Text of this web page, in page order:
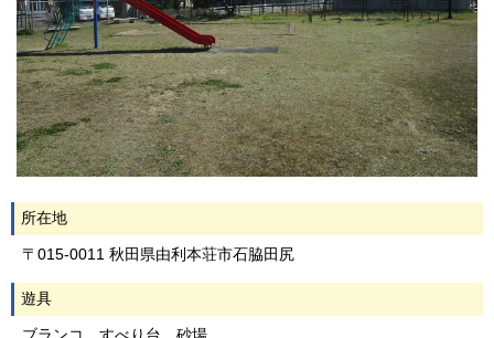
所在地
〒015-0011 秋田県由利本荘市石脇田尻
遊具